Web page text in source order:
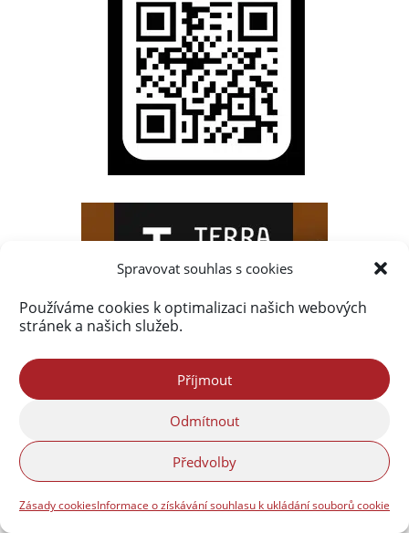
Spravovat souhlas s cookies
Používáme cookies k optimalizaci našich webových
stránek a našich služeb.
Příjmout
Odmítnout
Předvolby
Zásady cookiesInformace o získávání souhlasu k ukládání souborů cookie